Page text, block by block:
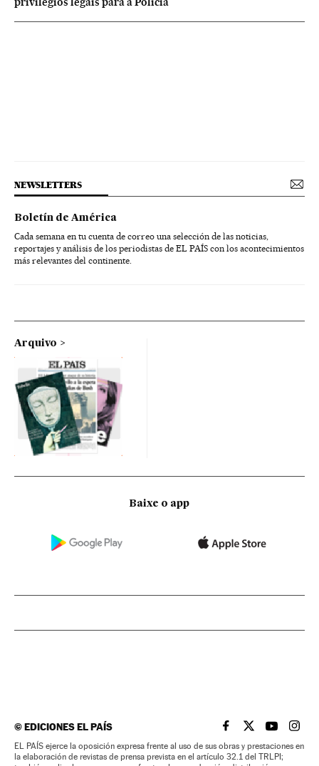
NEWSLETTERS
Boletín de América
Cada semana en tu cuenta de correo una selección de las noticias,
reportajes y análisis de los periodistas de EL PAÍS con los acontecimientos
más relevantes del continente.
Arquivo
Baixe o app
©EDICIONES EL PAÍS EL PAÍS BRASIL EN
EL PAÍSEL PAÍS
EL
EL PAÍS ejerce la oposición expresa frente al uso de sus obras y prestaciones en
la elaboración de revistas de prensa prevista en el artículo 32.1 del TRLPI;